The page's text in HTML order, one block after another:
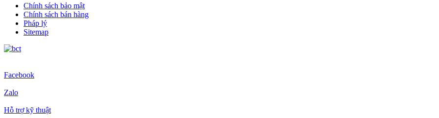
Chính sách bảo mật
Chính sách bán hàng
Pháp lý
Sitemap
Facebook
Zalo
Hỗ trợ kỹ thuật